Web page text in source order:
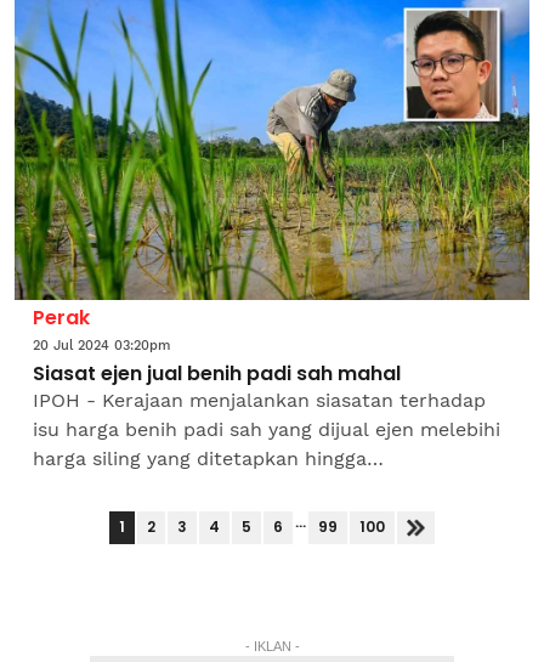
Perak
20 Jul 2024 03:20pm
Siasat ejen jual benih padi sah mahal
IPOH - Kerajaan menjalankan siasatan terhadap
isu harga benih padi sah yang dijual ejen melebihi
harga siling yang ditetapkan hingga
Pilihan Khas Parlimen...
1 2 3 4 5 6 ... 99 100
- IKLAN -